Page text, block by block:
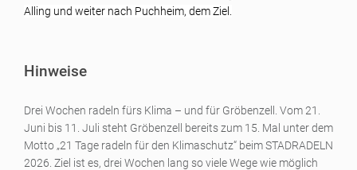
Alling und weiter nach Puchheim, dem Ziel.
Hinweise
Drei Wochen radeln fürs Klima – und für Gröbenzell. Vom 21.
Juni bis 11. Juli steht Gröbenzell bereits zum 15. Mal unter dem
Motto „21 Tage radeln für den Klimaschutz“ beim STADRADELN
2026. Ziel ist es, drei Wochen lang so viele Wege wie möglich